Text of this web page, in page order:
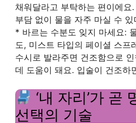
채워달라고 부탁하는 편이에요
부담 없이 물을 자주 마실 수 있
* 바르는 수분도 잊지 마세요:
도, 미스트 타입의 페이셜 스프
수시로 발라주면 건조함으로
데 도움이 돼요. 입술이 건조하
‘내 자리’가 곧
선택의 기술